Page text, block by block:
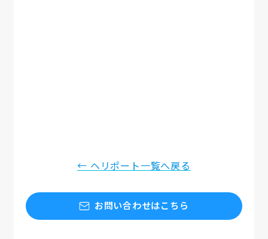
← ヘリポート一覧へ戻る
お問い合わせはこちら